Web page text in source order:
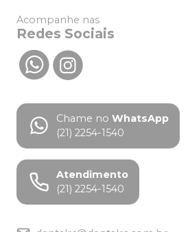
Acompanhe nas
Redes Sociais
Chame no WhatsApp
(21) 2254-1540
Atendimento
(21) 2254-1540